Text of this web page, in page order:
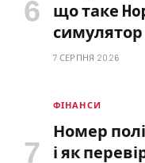
що таке
симулятор
7 СЕРПНЯ 2026
ФІНАНСИ
Номер
і як